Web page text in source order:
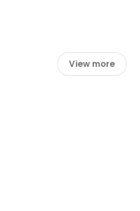
View more